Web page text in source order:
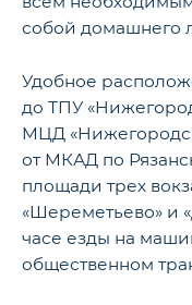
собой домашнего
Удобное
до ТПУ
МЦД
от МКАД по
площади трех
«Шереметьево» и
часе езды на
общественном